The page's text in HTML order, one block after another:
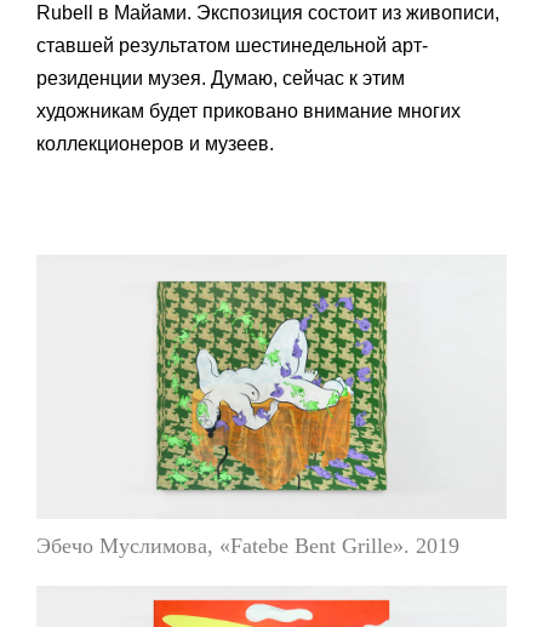
Rubell в Майами. Экспозиция состоит из живописи,
ставшей результатом шестинедельной арт-
резиденции музея. Думаю, сейчас к этим
художникам будет приковано внимание многих
коллекционеров и музеев.
Эбечо Муслимова, «Fatebe Bent Grille». 2019